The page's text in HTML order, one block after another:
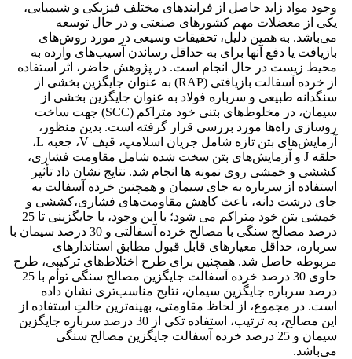
وجود مواد زاید حاصل از فرایندهاى مختلف فیزیکى و شیمیایى،
یکى از معضلات مهم کشورهاى صنعتى و در حال توسعه
می‌باشد. به همین دلیل، تحقیقات وسیعى در مورد روش‌هاى
بازیافت یا دفع آنها براى به حداقل رساندن آسیب‌هاى وارده به
محیط زیست در حال انجام است. در پژوهش حاضر، اثر استفاده
از خرده آسفالت بازیافتی (RAP) به عنوان جایگزین بخشی از
سنگدانه طبیعی و سرباره فولاد به عنوان جایگزین بخشی از
سیمان، در مخلوط‌های بتنی خود متراکم (SCC) جهت ساخت
روسازی راه‌ها مورد بررسی قرار گرفته است. بدین منظور،
آزمایش‌های بتن تازه شامل جریان اسلامپ، قیف V، جعبه L،
حلقه J و آزمایش‌های بتن سخت شده شامل مقاومت فشاری،
کششی و خمشی روی نمونه ها انجام شد. نتایج نشان داد تأثیر
استفاده از سرباره به جای سیمان و همچنین خرده آسفالت به
جای درشت دانه، باعث کاهش مقاومت‌های فشاری،کششی و
خمشی بتن خود متراکم می شود؛ با این وجود، با جایگزینی تا 25
درصد مصالح سنگی با مصالح خرده آسفالتی و 30 درصد سیمان با
سرباره، حداقل معیارهای قابل قبول مطابق استاندارهای
مربوطه حاصل شد. همچنین برای طرح اختلاط‌های ترکیبی، طرح
حاوی 30 درصد خرده آسفالت جایگزین مصالح سنگی توأم با 25
درصد سرباره جایگزین سیمان، نتایج مناسب‌تری نشان داده
است. در مجموع، از لحاظ مقاومتی، بهینه‌ترین حالتِ استفاده از
این مصالح، به ترتیب، استفاده تکی از 30 درصد سرباره جایگزین
سیمان و 25 درصد خرده آسفالت جایگزین مصالح سنگی
می‌باشد.